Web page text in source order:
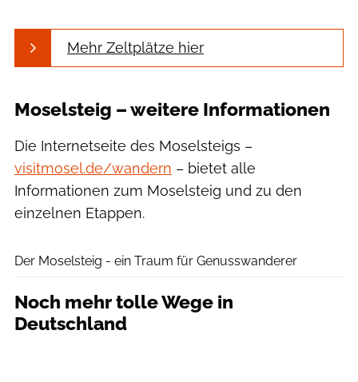
Mehr Zeltplätze hier
Moselsteig – weitere Informationen
Die Internetseite des Moselsteigs –
visitmosel.de/wandern – bietet alle
Informationen zum Moselsteig und zu den
einzelnen Etappen.
Der Moselsteig - ein Traum für Genusswanderer
Noch mehr tolle Wege in
Deutschland